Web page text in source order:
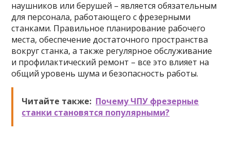
наушников или берушей – является обязательным
для персонала, работающего с фрезерными
станками. Правильное планирование рабочего
места, обеспечение достаточного пространства
вокруг станка, а также регулярное обслуживание
и профилактический ремонт – все это влияет на
общий уровень шума и безопасность работы.
Читайте также: Почему ЧПУ фрезерные
станки становятся популярными?